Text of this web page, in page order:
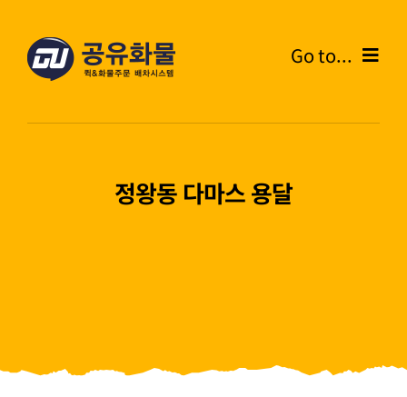
Go to...
블로그
정왕동 다마스 용달